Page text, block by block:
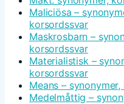
Maliciösa –
korsordssvar
Maskrosbarn –
korsordssvar
Materialistisk –
korsordssvar
Means –
Medelmåttig –